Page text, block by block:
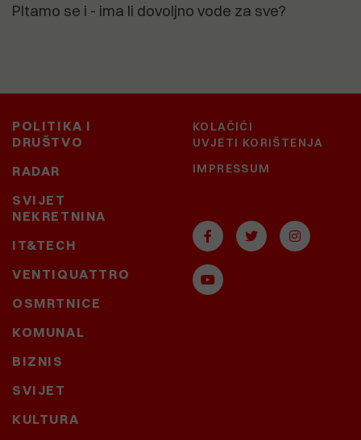
PItamo se i - ima li dovoljno vode za sve?
POLITIKA I
DRUŠTVO
RADAR
SVIJET
NEKRETNINA
IT&TECH
VENTIQUATTRO
OSMRTNICE
KOMUNAL
BIZNIS
SVIJET
KULTURA
KOLAČIĆI
UVJETI KORIŠTENJA
IMPRESSUM